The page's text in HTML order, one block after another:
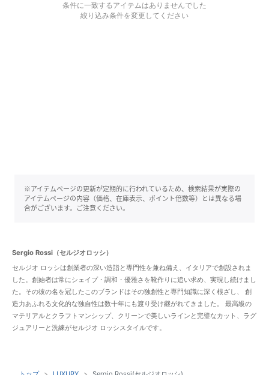
条件に一致するアイテムはありませんでした
絞り込み条件を変更してください
※アイテムページの更新が定期的に行われているため、検索結果が実際の
アイテムページの内容（価格、在庫表示、ポイント倍数等）とは異なる場
合がございます。ご注意ください。
Sergio Rossi（セルジオロッシ）
セルジオ ロッシは創業者の深い造詣と専門性を兼ね備え、イタリアで創設されま
した。創始者は常にシェイプ・調和・優雅さを靴作りに追い求め、実現し続けまし
た。その彼の名を冠したこのブランドはその独創性と専門知識に深く根ざし、 創
造力あふれる文化的な独自性は数十年にも渡り受け継がれてきました。 最高級の
マテリアルとクラフトマンシップ、クリーンで美しいラインと完璧なカット、ラグ
ジュアリーと洗練がセルジオ ロッシスタイルです。